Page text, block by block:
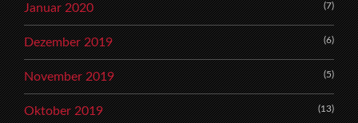
Januar 2020 (7)
Dezember 2019 (6)
November 2019 (5)
Oktober 2019 (13)